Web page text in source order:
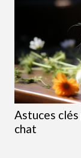
Astuces
chat